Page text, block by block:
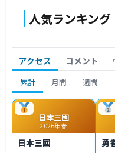
人気ランキング
アクセス コメント
累計 月間 週間
日本三國
2026年春
日本三國 勇